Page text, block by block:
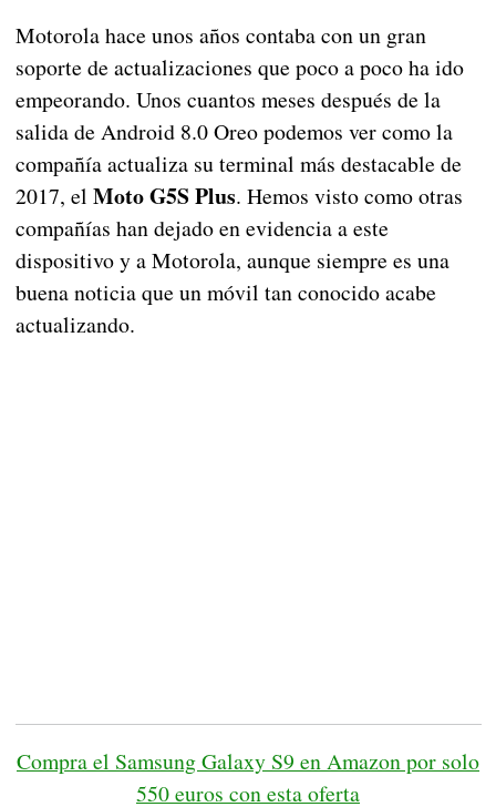
Motorola hace unos años contaba con un gran
soporte de actualizaciones que poco a poco ha ido
empeorando. Unos cuantos meses después de la
salida de Android 8.0 Oreo podemos ver como la
compañía actualiza su terminal más destacable de
2017, el Moto G5S Plus. Hemos visto como otras
compañías han dejado en evidencia a este
dispositivo y a Motorola, aunque siempre es una
buena noticia que un móvil tan conocido acabe
actualizando.
Compra el Samsung Galaxy S9 en Amazon por solo
550 euros con esta oferta